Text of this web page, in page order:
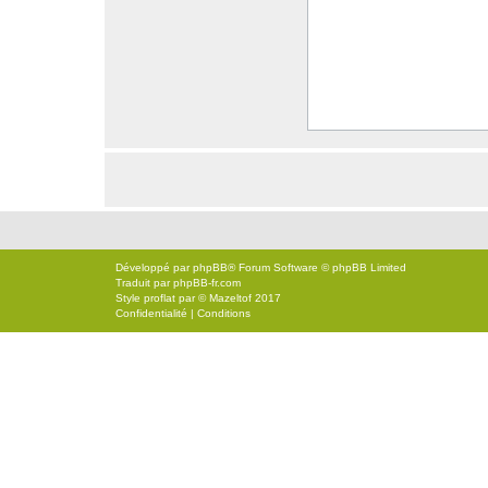
Développé parphpBB® Forum Software © phpBB Limited
Traduit parphpBB-fr.com
Style proflat par ©Mazeltof 2017
Confidentialité | Conditions